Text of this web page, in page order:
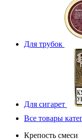
Для трубок
Для сигарет
Все товары
Крепость смеси